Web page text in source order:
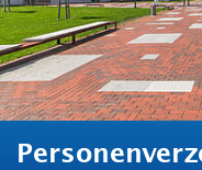
Blogs Kontakt und
TH Online-Portal